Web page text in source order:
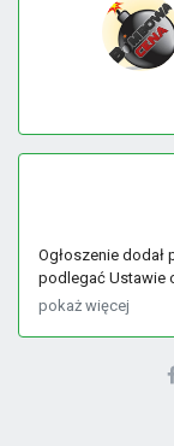
Ogłoszenie
podlegać Ustawie
pokaż więcej